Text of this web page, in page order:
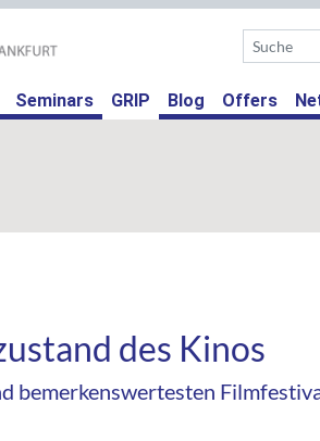
Seminars GRIP (current)
Blog Offers
des Kinos
bemerkenswertesten